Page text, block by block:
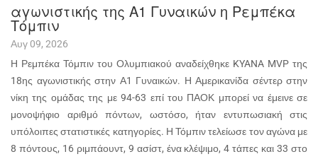
αγωνιστικής της Α1 Γυναικών η Ρεμπέκα
Τόμπιν
Αυγ 09, 2026
Η Ρεμπέκα Τόμπιν του Ολυμπιακού αναδείχθηκε KYANA MVP της
18ης αγωνιστικής στην Α1 Γυναικών. Η Αμερικανίδα σέντερ στην
νίκη της ομάδας της με 94-63 επί του ΠΑΟΚ μπορεί να έμεινε σε
μονοψήφιο αριθμό πόντων, ωστόσο, ήταν εντυπωσιακή στις
υπόλοιπες στατιστικές κατηγορίες. Η Τόμπιν τελείωσε τον αγώνα με
8 πόντους, 16 ριμπάουντ, 9 ασίστ, ένα κλέψιμο, 4 τάπες και 33 στο